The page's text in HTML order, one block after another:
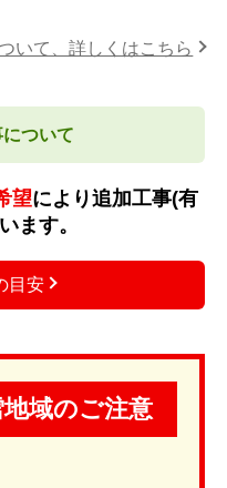
いて、詳しくはこちら
ついて
望により追加工事(有
ます。
目安
域のご注意